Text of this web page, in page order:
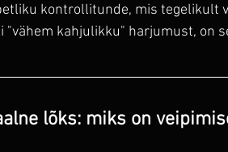
kontrollitunde, mis tegelikult
"vähem kahjulikku" harjumust, on
lõks: miks on